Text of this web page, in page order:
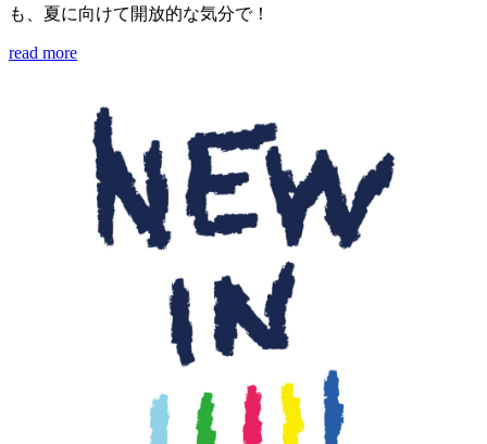
も、夏に向けて開放的な気分で！
read more